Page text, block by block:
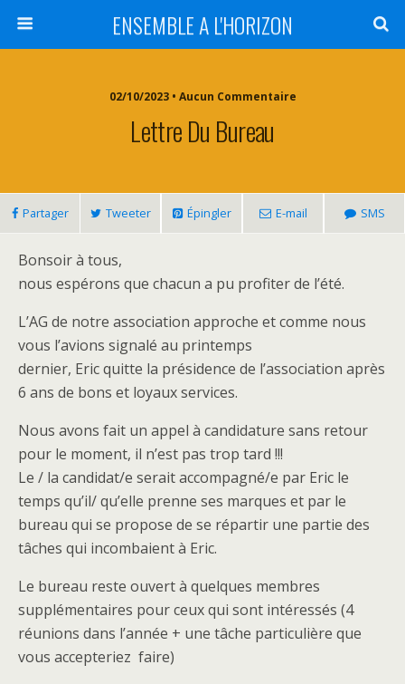
ENSEMBLE A L'HORIZON
02/10/2023 • Aucun Commentaire
Lettre Du Bureau
Partager Tweeter Épingler E-mail SMS
Bonsoir à tous,
nous espérons que chacun a pu profiter de l’été.
L’AG de notre association approche et comme nous
vous l’avions signalé au printemps
dernier, Eric quitte la présidence de l’association après
6 ans de bons et loyaux services.
Nous avons fait un appel à candidature sans retour
pour le moment, il n’est pas trop tard !!!
Le / la candidat/e serait accompagné/e par Eric le
temps qu’il/ qu’elle prenne ses marques et par le
bureau qui se propose de se répartir une partie des
tâches qui incombaient à Eric.
Le bureau reste ouvert à quelques membres
supplémentaires pour ceux qui sont intéressés (4
réunions dans l’année + une tâche particulière que
vous accepteriez faire)